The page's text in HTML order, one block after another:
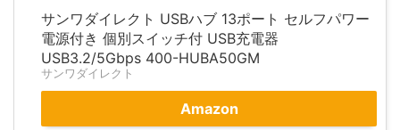
サンワダイレクト USBハブ 13ポート セルフパワー
電源付き 個別スイッチ付 USB充電器
USB3.2/5Gbps 400-HUBA50GM
サンワダイレクト
Amazon